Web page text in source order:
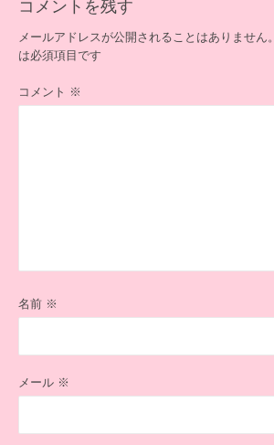
シ
ョ
ン
コメントを残す
メールアドレスが公開されることはありません。
は必須項目です
コメント ※
名前 ※
メール ※